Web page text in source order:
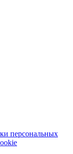
персональных